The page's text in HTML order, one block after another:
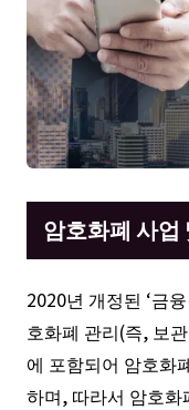
암호화폐 사업
2020년 개정된 ‘금
호화폐 관리(즉, 보
에 포함되어 암호화
하며, 따라서 암호